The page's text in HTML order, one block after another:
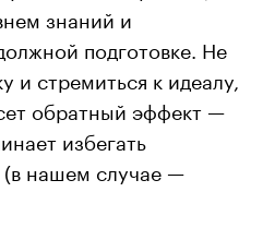
знаний и
подготовке. Не
и стремиться к идеалу,
обратный эффект —
избегать
(в нашем случае —